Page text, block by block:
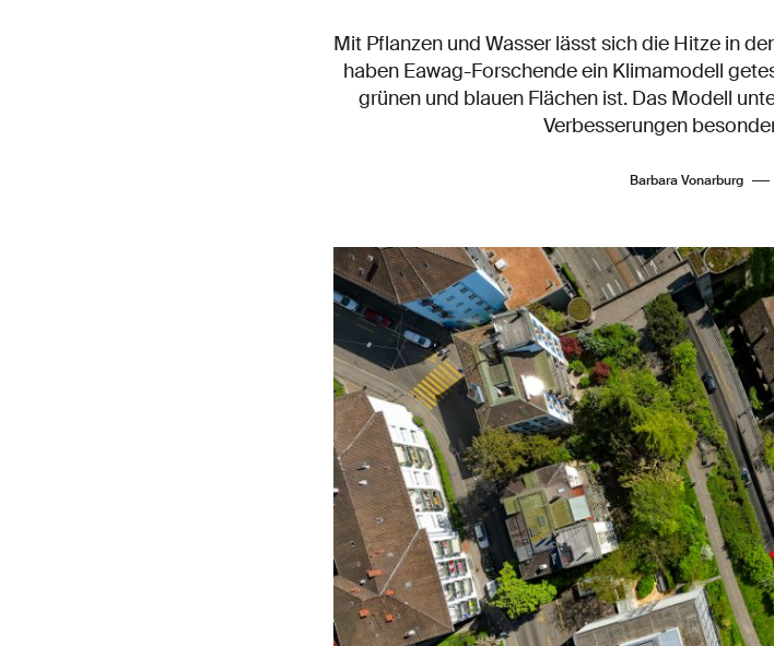
Mit Pflanzen und Wasser lässt sich die Hitze in
haben Eawag-Forschende ein Klimamodell
grünen und blauen Flächen ist. Das Modell
Verbesserungen
Barbara Vonarburg